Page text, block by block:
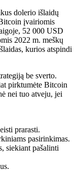
dolerio išlaidų
įvairiomis
52 000 USD
2022 m. meškų
kurios atspindi
be sverto.
pirktumėte Bitcoin
nei tuo atveju, jei
prarasti.
pasirinkimas.
siekiant pašalinti